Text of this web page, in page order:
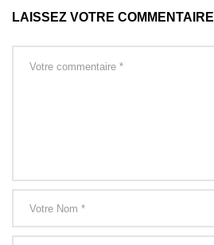
LAISSEZ VOTRE COMMENTAIRE